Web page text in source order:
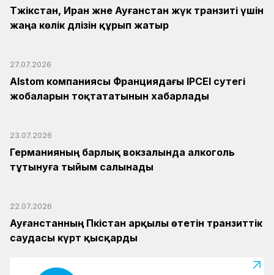
Тәжікстан, Иран және Ауғанстан жүк транзиті үшін
жаңа көлік дәлізін құрып жатыр
27.07.2026
Alstom компаниясы Франциядағы IPCEI сутегі
жобаларын тоқтататынын хабарлады
23.07.2026
Германияның барлық вокзалында алкоголь
тұтынуға тыйым салынады
22.07.2026
Ауғанстанның Пәкістан арқылы өтетін транзиттік
саудасы күрт қысқарды